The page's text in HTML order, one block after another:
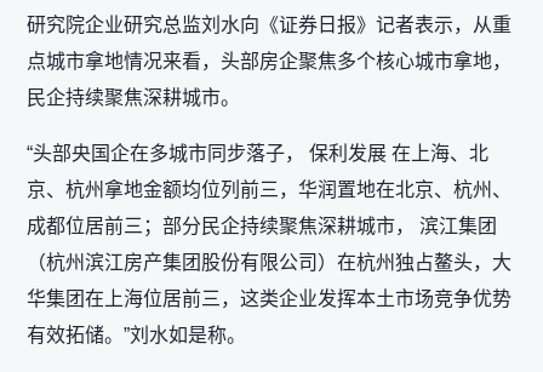
研究院企业研究总监刘水向《证券日报》记者表示，从重
点城市拿地情况来看，头部房企聚焦多个核心城市拿地，
民企持续聚焦深耕城市。
“头部央国企在多城市同步落子， 保利发展 在上海、北
京、杭州拿地金额均位列前三，华润置地在北京、杭州、
成都位居前三；部分民企持续聚焦深耕城市， 滨江集团
（杭州滨江房产集团股份有限公司）在杭州独占鳌头，大
华集团在上海位居前三，这类企业发挥本土市场竞争优势
有效拓储。”刘水如是称。